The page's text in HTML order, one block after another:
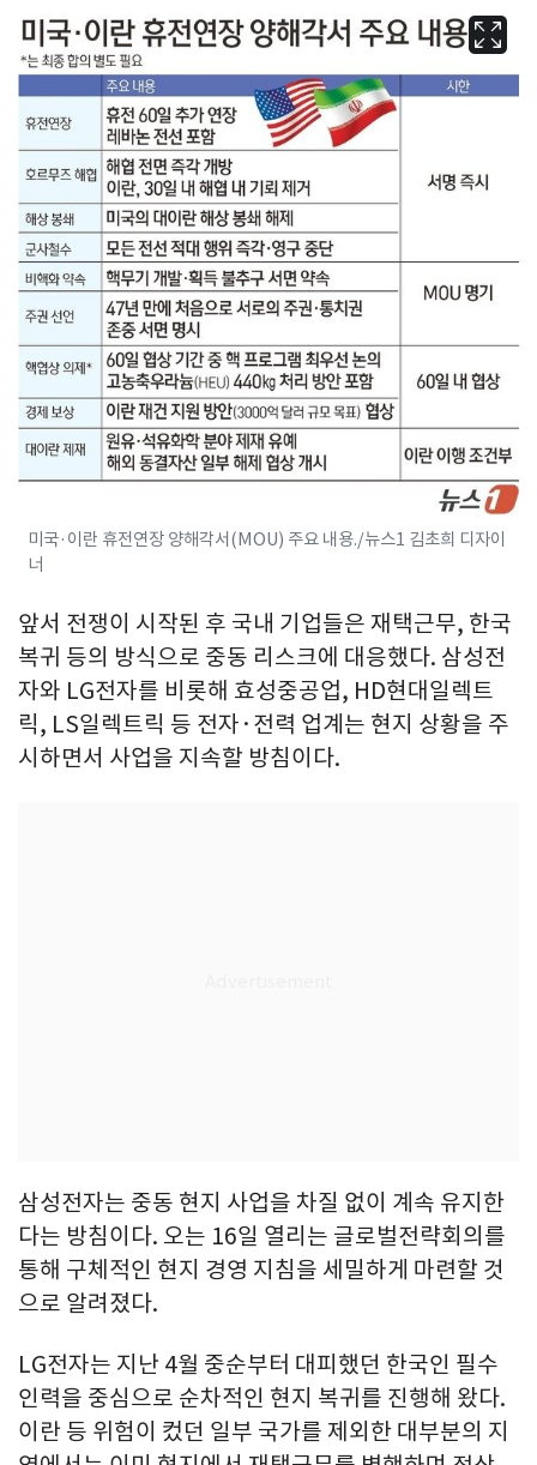
미국·이란 휴전연장 양해각서(MOU) 주요 내용./뉴스1 김초희 디자이
너
앞서 전쟁이 시작된 후 국내 기업들은 재택근무, 한국
복귀 등의 방식으로 중동 리스크에 대응했다. 삼성전
자와 LG전자를 비롯해 효성중공업, HD현대일렉트
릭, LS일렉트릭 등 전자·전력 업계는 현지 상황을 주
시하면서 사업을 지속할 방침이다.
삼성전자는 중동 현지 사업을 차질 없이 계속 유지한
다는 방침이다. 오는 16일 열리는 글로벌전략회의를
통해 구체적인 현지 경영 지침을 세밀하게 마련할 것
으로 알려졌다.
LG전자는 지난 4월 중순부터 대피했던 한국인 필수
인력을 중심으로 순차적인 현지 복귀를 진행해 왔다.
이란 등 위험이 컸던 일부 국가를 제외한 대부분의 지